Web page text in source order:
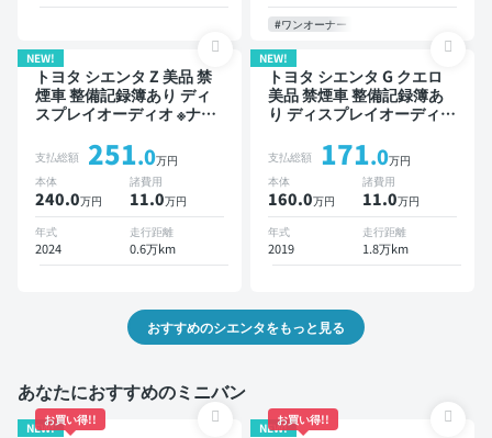
#ワンオーナー
NEW!
トヨタ シエンタ Z 美品 禁
煙車 整備記録簿あり ディ
スプレイオーディオ ※ナビ
スポットモニター オートク
ルーズ 3列シート スマート
キー ETC バックモニター
全方位カメラ ドライブレコ
ーダー 衝突軽減 両側電動
スライドドア 7人乗り
支払総額 251.0万円
本体
240.0万円
諸費用
11.0万円
年式
2024
走行距離
0.6万km
NEW!
トヨタ シエンタ G クエロ
美品 禁煙車 整備記録簿あ
り ディスプレイオーディオ
ート ワイヤレスキー スマ
ートキー ETC バックモニ
ター 全方位カメラ ドライ
ブレコーダー 両側電動スラ
イドドア 7人乗り
支払総額 171.0万円
本体
160.0万円
諸費用
11.0万円
年式
2019
走行距離
1.8万km
おすすめのシエンタをもっと見る
あなたにおすすめのミニバン
NEW!
お買い得!!
NEW!
お買い得!!